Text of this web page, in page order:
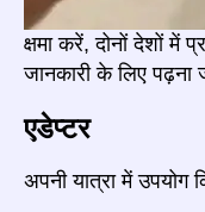
क्षमा करें, दोनों देशों
जानकारी के लिए पढ़ना
एडेप्टर
अपनी यात्रा में उपयोग